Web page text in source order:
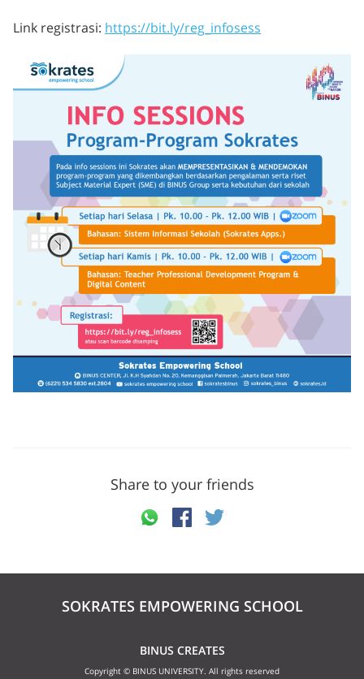
Link registrasi: https://bit.ly/reg_infosess
Share to your friends
SOKRATES EMPOWERING SCHOOL
BINUS CREATES
Copyright © BINUS UNIVERSITY. All rights reserved